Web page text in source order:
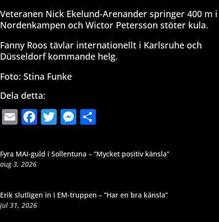
Veteranen Nick Ekelund-Arenander springer 400 m i
Nordenkampen och Wictor Petersson stöter kula.
Fanny Roos tävlar internationellt i Karlsruhe och
Düsseldorf kommande helg.
Foto: Stina Funke
Dela detta:
EmailFacebook
TwitterMessenger
Fyra MAI-guld i Sollentuna – ”Mycket positiv känsla”
aug 3, 2026
Erik slutligen in i EM-truppen – ”Har en bra känsla”
jul 31, 2026